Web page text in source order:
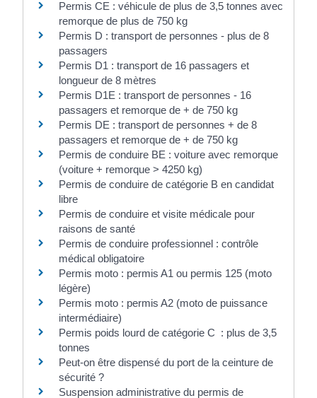
Permis CE : véhicule de plus de 3,5 tonnes avec
remorque de plus de 750 kg
Permis D : transport de personnes - plus de 8
passagers
Permis D1 : transport de 16 passagers et
longueur de 8 mètres
Permis D1E : transport de personnes - 16
passagers et remorque de + de 750 kg
Permis DE : transport de personnes + de 8
passagers et remorque de + de 750 kg
Permis de conduire BE : voiture avec remorque
(voiture + remorque > 4250 kg)
Permis de conduire de catégorie B en candidat
libre
Permis de conduire et visite médicale pour
raisons de santé
Permis de conduire professionnel : contrôle
médical obligatoire
Permis moto : permis A1 ou permis 125 (moto
légère)
Permis moto : permis A2 (moto de puissance
intermédiaire)
Permis poids lourd de catégorie C : plus de 3,5
tonnes
Peut-on être dispensé du port de la ceinture de
sécurité ?
Suspension administrative du permis de